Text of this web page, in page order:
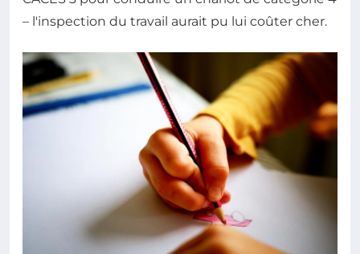
– l'inspection du travail aurait pu lui coûter cher.